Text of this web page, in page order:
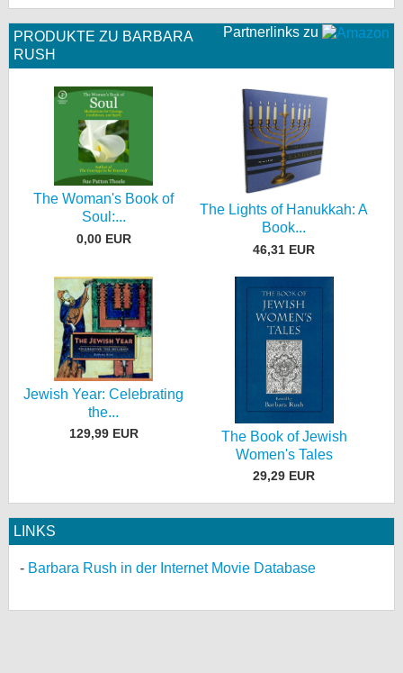
Partnerlinks zu
PRODUKTE ZU BARBARA
RUSH
The Woman's Book of
Soul:...
0,00 EUR
The Lights of Hanukkah: A
Book...
46,31 EUR
Jewish Year: Celebrating
the...
129,99 EUR
The Book of Jewish
Women's Tales
29,29 EUR
LINKS
Barbara Rush in der Internet Movie Database